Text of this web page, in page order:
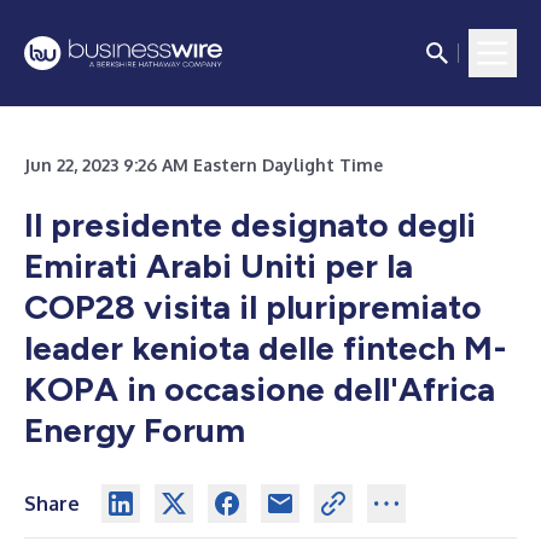
Jun 22, 2023 9:26 AM Eastern Daylight Time
Il presidente designato degli
Emirati Arabi Uniti per la
COP28 visita il pluripremiato
leader keniota delle fintech M-
KOPA in occasione dell'Africa
Energy Forum
Share